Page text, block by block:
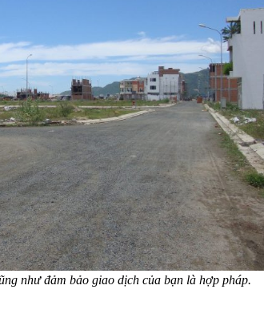
như đảm bảo giao dịch của bạn là hợp pháp.